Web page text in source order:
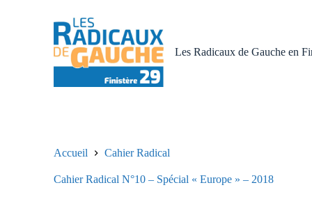
Les Radicaux de Gauche en
Accueil Cahier Radical
Cahier Radical N°10 – Spécial « Europe » – 2018